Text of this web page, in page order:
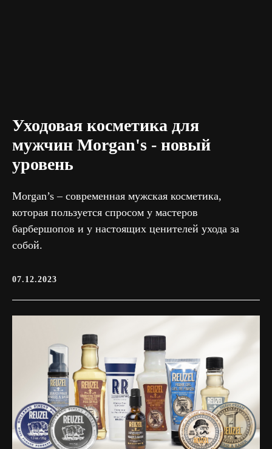
Уходовая косметика для
мужчин Morgan's - новый
уровень
Morgan’s – современная мужская косметика,
которая пользуется спросом у мастеров
барбершопов и у настоящих ценителей ухода за
собой.
07.12.2023
Статьи Мастера
ЗАПИСАТЬСЯ ОНЛАЙН
Политика Конфиденциальности
Сделано в Darvin Digital
Контакты